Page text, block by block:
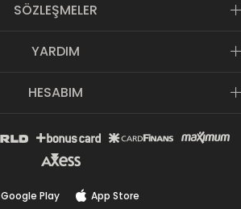
SÖZLEŞMELER
YARDIM
HESABIM
Google Play App Store